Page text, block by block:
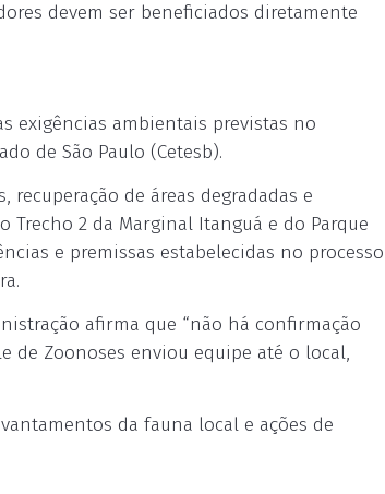
devem ser beneficiados diretamente
exigências ambientais previstas no
de São Paulo (Cetesb).
de áreas degradadas e
Trecho 2 da Marginal Itanguá e do Parque
e premissas estabelecidas no processo
afirma que “não há confirmação
de Zoonoses enviou equipe até o local,
da fauna local e ações de